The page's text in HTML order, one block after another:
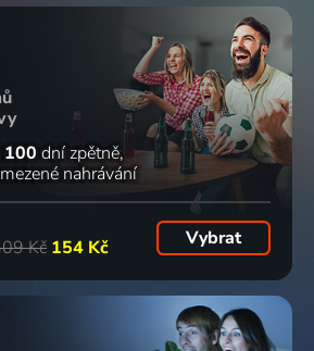
100 dní zpětně
nahrávání
Kč 154 Kč Vybrat